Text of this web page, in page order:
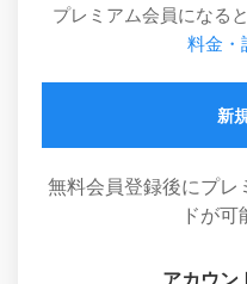
プレミアム会員になる
料金・
新
無料会員登録後にプレ
ドが